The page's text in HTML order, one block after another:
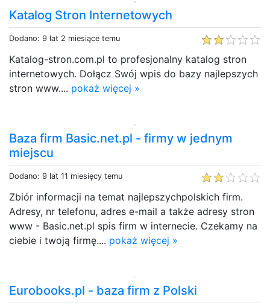
Katalog Stron Internetowych
Dodano: 9 lat 2 miesiące temu
Katalog-stron.com.pl to profesjonalny katalog stron
internetowych. Dołącz Swój wpis do bazy najlepszych
stron www.... pokaż więcej »
Baza firm Basic.net.pl - firmy w jednym
miejscu
Dodano: 9 lat 11 miesięcy temu
Zbiór informacji na temat najlepszychpolskich firm.
Adresy, nr telefonu, adres e-mail a także adresy stron
www - Basic.net.pl spis firm w internecie. Czekamy na
ciebie i twoją firmę.... pokaż więcej »
Eurobooks.pl - baza firm z Polski